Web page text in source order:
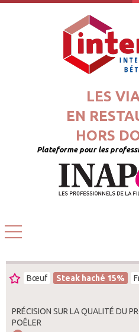
LES
EN
HORS
Plateforme pour les
Bœuf Steak haché 15%
PRÉCISION SUR LA QUALITÉ DU
POÊLER